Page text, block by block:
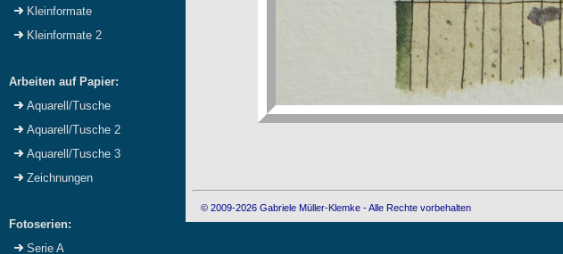
Kleinformate
Kleinformate 2
Arbeiten auf Papier:
Aquarell/Tusche
Aquarell/Tusche 2
Aquarell/Tusche 3
Zeichnungen
Fotoserien:
Serie A
© 2009-2026 Gabriele Müller-Klemke - Alle Rechte vorbehalten